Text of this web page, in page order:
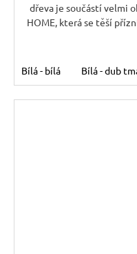
dřeva je součástí velmi
HOME, která se těší
Bílá - bílá Bílá - dub